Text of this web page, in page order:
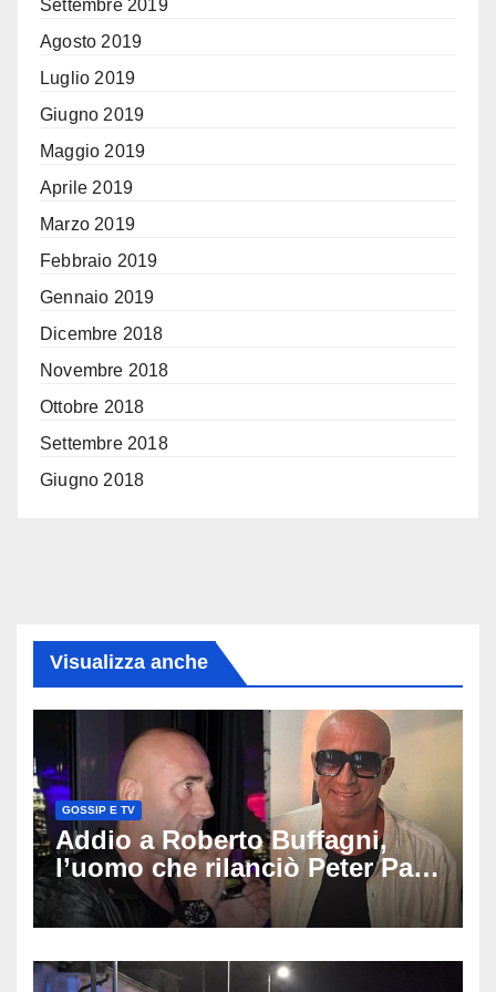
Settembre 2019
Agosto 2019
Luglio 2019
Giugno 2019
Maggio 2019
Aprile 2019
Marzo 2019
Febbraio 2019
Gennaio 2019
Dicembre 2018
Novembre 2018
Ottobre 2018
Settembre 2018
Giugno 2018
Visualizza anche
GOSSIP E TV
Addio a Roberto Buffagni,
l’uomo che rilanciò Peter Pan
e Villa delle Rose: aveva 59
anni